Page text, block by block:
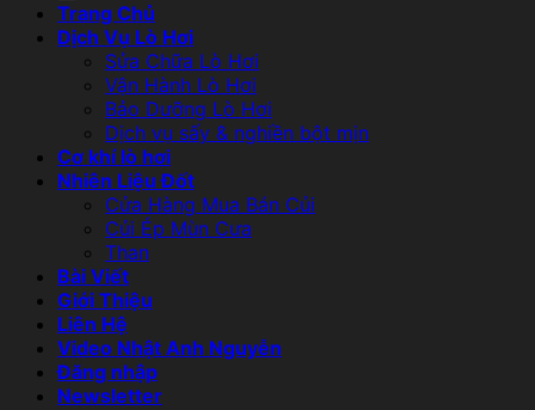
Trang Chủ
Dịch Vụ Lò Hơi
Sửa Chữa Lò Hơi
Vận Hành Lò Hơi
Bảo Dưỡng Lò Hơi
Dịch vụ sấy & nghiền bột mịn
Cơ khí lò hơi
Nhiên Liệu Đốt
Cửa Hàng Mua Bán Củi
Củi Ép Mùn Cưa
Than
Bài Viết
Giới Thiệu
Liên Hệ
Video Nhật Anh Nguyễn
Đăng nhập
Newsletter